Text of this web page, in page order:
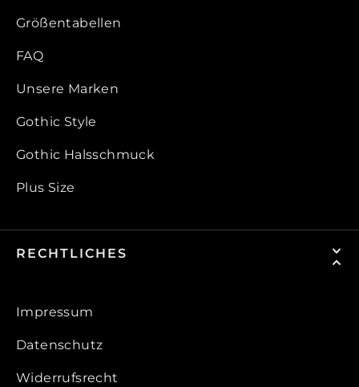
Größentabellen
FAQ
Unsere Marken
Gothic Style
Gothic Halsschmuck
Plus Size
RECHTLICHES
Impressum
Datenschutz
Widerrufsrecht